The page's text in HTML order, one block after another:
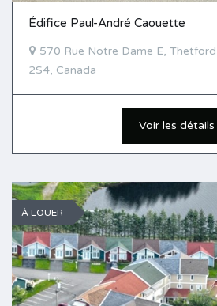
Édifice Paul-André Caouette
570 Rue Notre Dame E, Thetford
2S4, Canada
Voir les détails
À LOUER